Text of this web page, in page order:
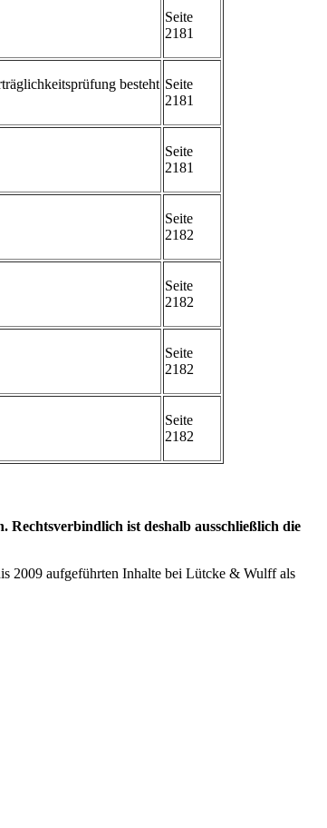
Seite
2181
besteht Seite
2181
Seite
2181
Seite
2182
Seite
2182
Seite
2182
Seite
2182
ist deshalb ausschließlich die
2009 aufgeführten Inhalte bei Lütcke & Wulff als